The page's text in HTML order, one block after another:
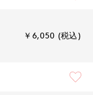
￥6,050 (税込)